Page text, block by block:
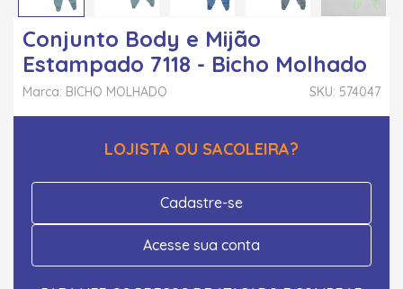
Conjunto Body e Mijão
Estampado 7118 - Bicho Molhado
SKU: 574047
Marca: BICHO MOLHADO
LOJISTA OU SACOLEIRA?
Cadastre-se
Acesse sua conta